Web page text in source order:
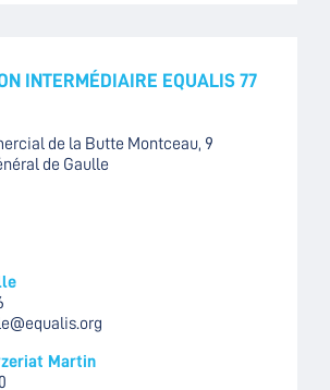
INTERMÉDIAIRE EQUALIS 77
de la Butte Montceau, 9
de Gaulle
Martin